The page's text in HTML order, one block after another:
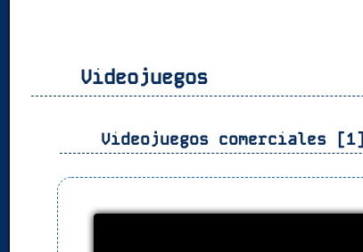
Videojuegos
Videojuegos comerciales [1]